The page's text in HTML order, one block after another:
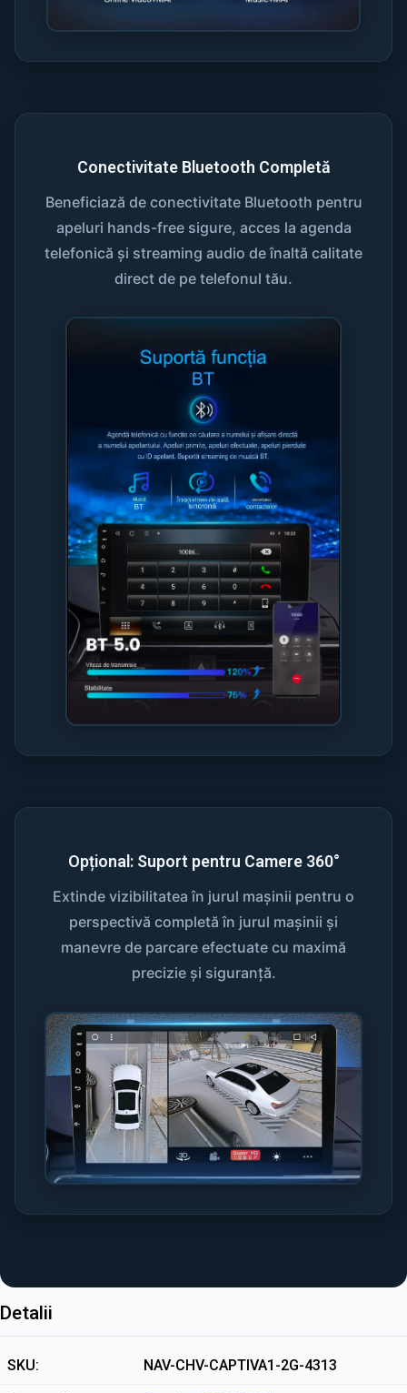
Conectivitate Bluetooth Completă
Beneficiază de conectivitate Bluetooth pentru
apeluri hands-free sigure, acces la agenda
telefonică și streaming audio de înaltă calitate
direct de pe telefonul tău.
Opțional: Suport pentru Camere 360°
Extinde vizibilitatea în jurul mașinii pentru o
perspectivă completă în jurul mașinii și
manevre de parcare efectuate cu maximă
precizie și siguranță.
Detalii
SKU NAV-CHV-CAPTIVA1-2G-4313